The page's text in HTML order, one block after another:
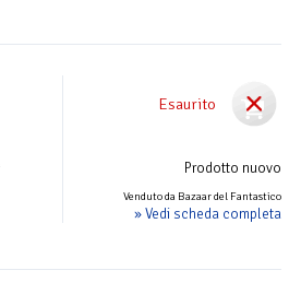
Esaurito
Prodotto nuovo
Venduto da Bazaar del Fantastico
» Vedi scheda completa